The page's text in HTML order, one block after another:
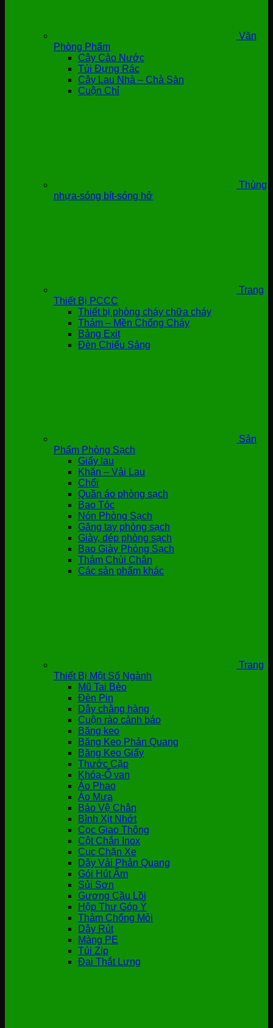
Văn
Phòng Phẩm
Cây Cào Nước
Túi Đựng Rác
Cây Lau Nhà – Chà Sàn
Cuộn Chỉ
Thùng
nhựa-sóng bít-sóng hở
Trang
Thiết Bị PCCC
Thiết bị phòng cháy chữa cháy
Thảm – Mền Chống Cháy
Bảng Exit
Đèn Chiếu Sáng
Sản
Phẩm Phòng Sạch
Giấy lau
Khăn – Vải Lau
Chổi
Quần áo phòng sạch
Bao Tóc
Nón Phòng Sạch
Găng tay phòng sạch
Giày, dép phòng sạch
Bao Giày Phòng Sạch
Thảm Chùi Chân
Các sản phẩm khác
Trang
Thiết Bị Một Số Ngành
Mũ Tai Bèo
Đèn Pin
Dây chằng hàng
Cuộn rào cảnh báo
Băng keo
Băng Keo Phản Quang
Băng Keo Giấy
Thước Cặp
Khóa-Ổ van
Áo Phao
Áo Mưa
Bảo Vệ Chân
Bình Xịt Nhớt
Cọc Giao Thông
Cột Chắn Inox
Cục Chặn Xe
Dây Vải Phản Quang
Gói Hút Ẩm
Sủi Sơn
Gương Cầu Lồi
Hộp Thư Góp Ý
Thảm Chống Mỏi
Dây Rút
Màng PE
Túi Zip
Đai Thắt Lưng